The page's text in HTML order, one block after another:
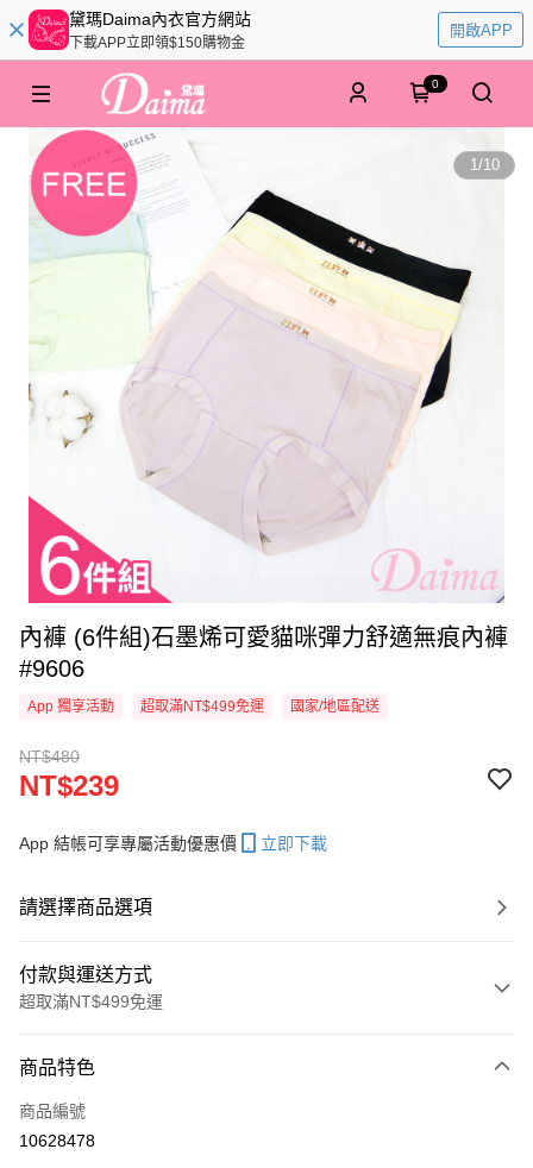
黛瑪Daima內衣官方網站
下載APP立即領$150購物金
開啟APP
0
1/10
內褲 (6件組)石墨烯可愛貓咪彈力舒適無痕內褲
#9606
App 獨享活動 超取滿NT$499免運 國家/地區配送
NT$480
NT$239
App 結帳可享專屬活動優惠價 立即下載
請選擇商品選項
付款與運送方式
超取滿NT$499免運
信用卡一次付款
超商取貨付款
商品特色
商品編號
10628478